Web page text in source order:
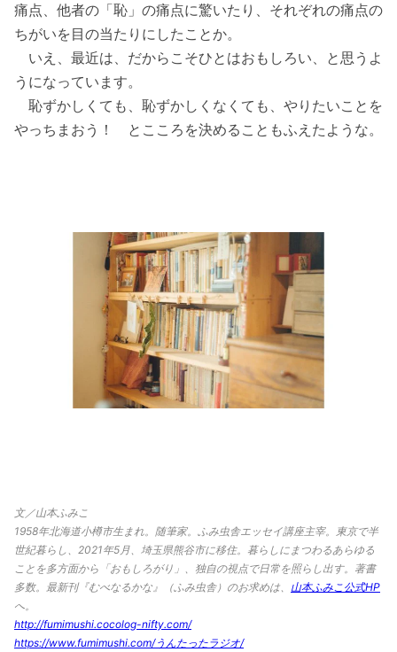
痛点、他者の「恥」の痛点に驚いたり、それぞれの痛点の
ちがいを目の当たりにしたことか。
いえ、最近は、だからこそひとはおもしろい、と思うよ
うになっています。
恥ずかしくても、恥ずかしくなくても、やりたいことを
やっちまおう！ とこころを決めることもふえたような。
文／山本ふみこ
1958年北海道小樽市生まれ。随筆家。ふみ虫舎エッセイ講座主宰。東京で半
世紀暮らし、2021年5月、埼玉県熊谷市に移住。暮らしにまつわるあらゆる
ことを多方面から「おもしろがり」、独自の視点で日常を照らし出す。著書
多数。最新刊『むべなるかな』（ふみ虫舎）のお求めは、 山本ふみこ公式HP
へ。
http://fumimushi.cocolog-nifty.com/
https://www.fumimushi.com/うんたったラジオ/